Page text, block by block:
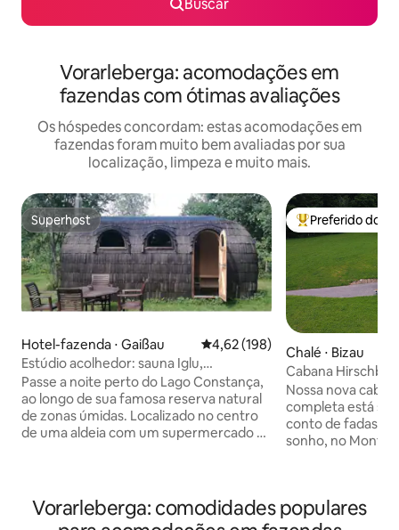
Buscar
Vorarleberga: acomodações em
fazendas com ótimas avaliações
Os hóspedes concordam: estas acomodações em
fazendas foram muito bem avaliadas por sua
localização, limpeza e muito mais.
Superhost
Superhost
Hotel-fazenda ⋅ Gaißau 4,62 de uma avaliação média de
4,62 (198)
Estúdio acolhedor: sauna Iglu,
caminhadas no lago, estacionamento
gratuito
Passe a noite perto do Lago Constança,
ao longo de sua famosa reserva natural
de zonas úmidas. Localizado no centro
de uma aldeia com um supermercado e
gratuito. A 3 minutos de carro do Lago
Constança (ou 30 minutos a pé), 10
Entre os
Preferido dos
Chalé ⋅ Bizau
Cabana
Nossa nova
completa está
conto de fadas,
sonho, no Monte
crianças, bem na
pode estacionar
Vorarleberga: comodidades populares